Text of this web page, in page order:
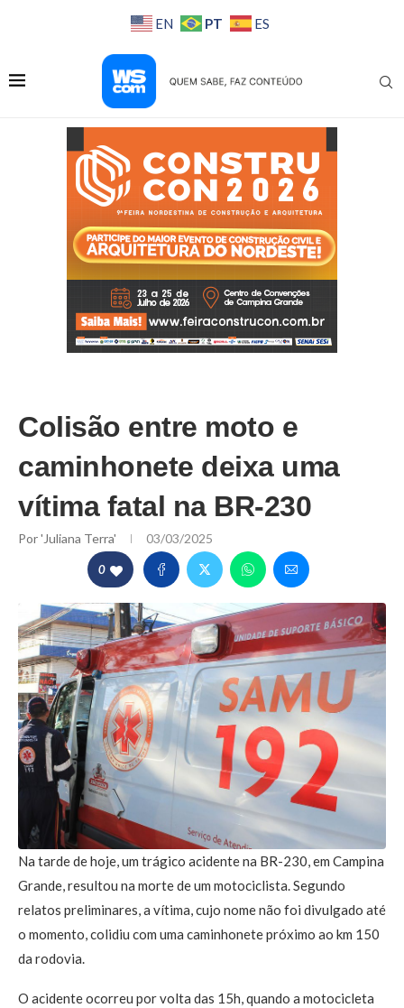
EN PT ES
Colisão entre moto e
caminhonete deixa uma
vítima fatal na BR-230
Por'Juliana Terra' 03/03/2025
0
Na tarde de hoje, um trágico acidente na BR-230, em Campina
Grande, resultou na morte de um motociclista. Segundo
relatos preliminares, a vítima, cujo nome não foi divulgado até
o momento, colidiu com uma caminhonete próximo ao km 150
da rodovia.
O acidente ocorreu por volta das 15h, quando a motocicleta